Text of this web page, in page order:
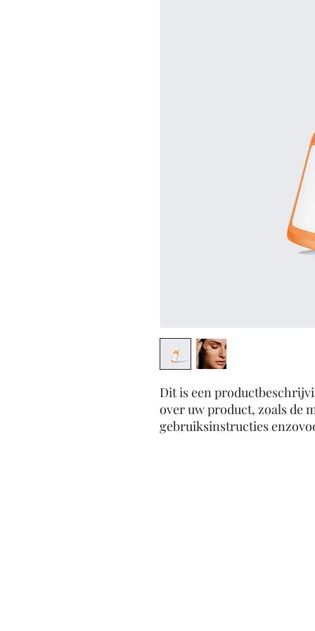
Dit is een
over uw product, zoals de
gebruiksinstructies